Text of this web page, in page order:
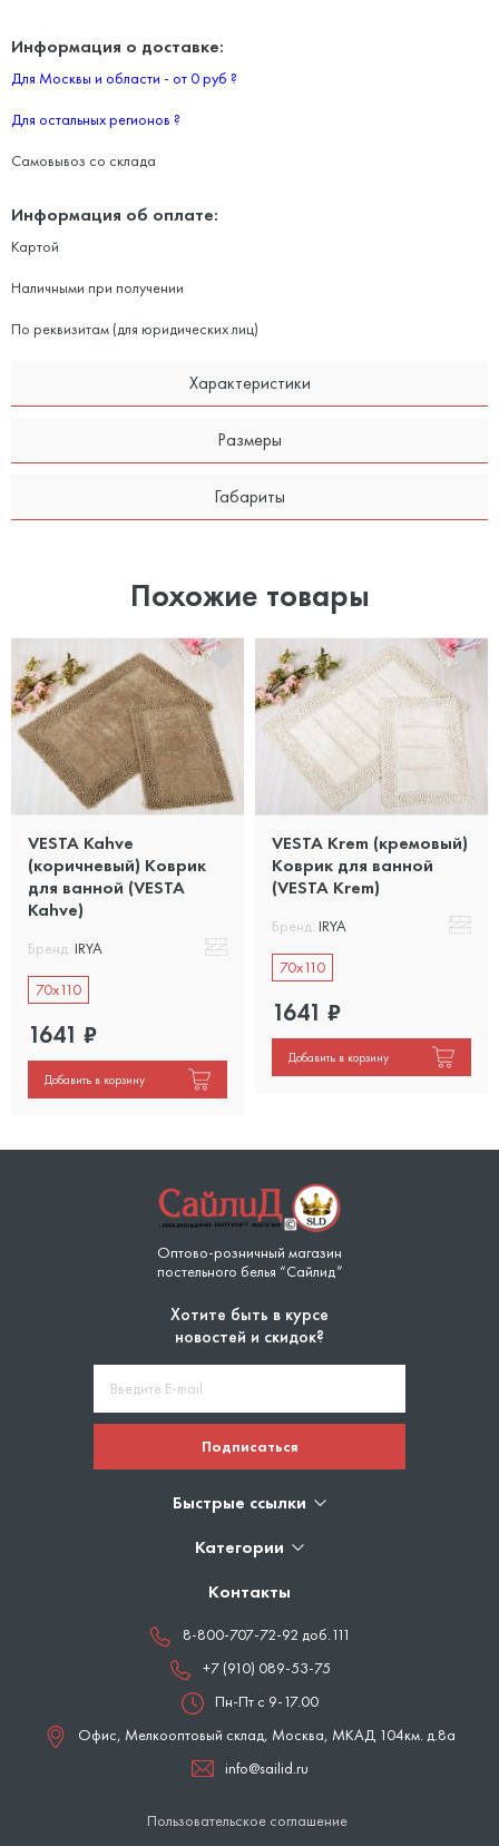
Информация о доставке:
Для Москвы и области - от 0 руб ?
Для остальных регионов ?
Самовывоз со склада
Информация об оплате:
Картой
Наличными при получении
По реквизитам (для юридических лиц)
Характеристики
Размеры
Габариты
Похожие товары
VESTA Kahve
(коричневый) Коврик
для ванной (VESTA
Kahve)
Бренд: IRYA
70x110
1641 ₽
Добавить в корзину
VESTA Krem (кремовый)
Коврик для ванной
(VESTA Krem)
Бренд: IRYA
70x110
1641 ₽
Добавить в корзину
Оптово-розничный магазин
постельного белья “Сайлид”
Хотите быть в курсе
новостей и скидок?
Подписаться
Быстрые ссылки
Категории
Контакты
8-800-707-72-92 доб.111
+7 (910) 089-53-75
Пн-Пт с 9-17.00
Офис, Мелкооптовый склад, Москва, МКАД 104км. д.8а
info@sailid.ru
Пользовательское соглашение